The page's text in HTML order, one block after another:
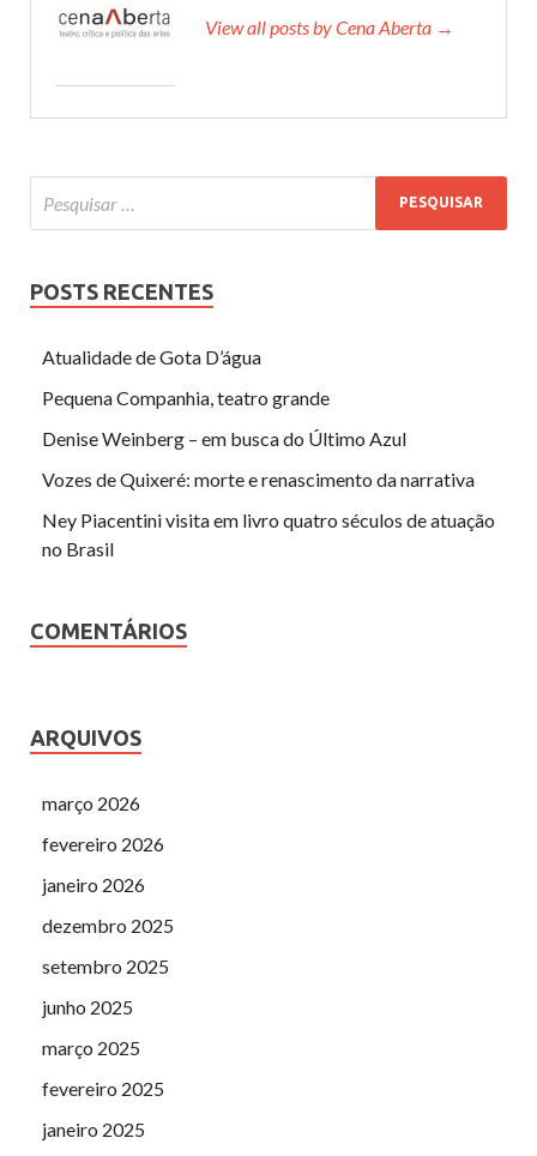
View all posts by Cena Aberta →
POSTS RECENTES
Atualidade de Gota D’água
Pequena Companhia, teatro grande
Denise Weinberg – em busca do Último Azul
Vozes de Quixeré: morte e renascimento da narrativa
Ney Piacentini visita em livro quatro séculos de atuação
no Brasil
COMENTÁRIOS
ARQUIVOS
março 2026
fevereiro 2026
janeiro 2026
dezembro 2025
setembro 2025
junho 2025
março 2025
fevereiro 2025
janeiro 2025